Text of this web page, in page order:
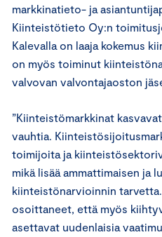
markkinatieto- ja
Kiinteistötieto Oy:n
Kalevalla on laaja kokemus
on myös toiminut
valvovan valvontajaoston
”Kiinteistömarkkinat
vauhtia.
toimijoita ja
mikä lisää ammattimaisen ja
kiinteistönarvioinnin
osoittaneet, että myös
asettavat uudenlaisia